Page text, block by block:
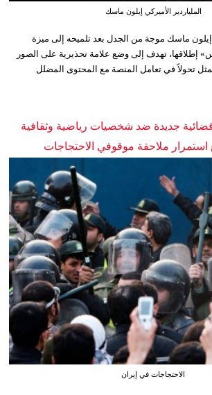
الملياردير الأميركي إيلون ماسك
إيلون ماسك موجة من الجدل بعد تلميحه إلى ميزة
إطلاقها، تهدف إلى وضع علامة تحذيرية على الصور
تحولاً في تعامل المنصة مع المحتوى المضلل
قضائية جديدة ضد شخصيات رياضية وثقافية
استمرار ملاحقة موقوفي الاحتجاجات
الاحتجاجات في إيران